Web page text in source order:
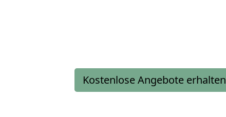
Kostenlose Angebote erhalten